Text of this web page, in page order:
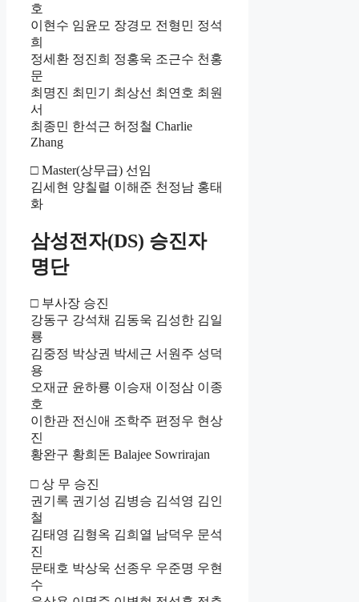
호
이현수 임윤모 장경모 전형민 정석
희
정세환 정진희 정홍욱 조근수 천홍
문
최명진 최민기 최상선 최연호 최원
서
최종민 한석근 허정철 Charlie
Zhang
□ Master(상무급) 선임
김세현 양칠렬 이해준 천정남 홍태
화
삼성전자(DS) 승진자
명단
□ 부사장 승진
강동구 강석채 김동욱 김성한 김일
룡
김중정 박상권 박세근 서원주 성덕
용
오재균 윤하룡 이승재 이정삼 이종
호
이한관 전신애 조학주 편정우 현상
진
황완구 황희돈 Balajee Sowrirajan
□ 상 무 승진
권기록 권기성 김병승 김석영 김인
철
김태영 김형옥 김희열 남덕우 문석
진
문태호 박상욱 선종우 우준명 우현
수